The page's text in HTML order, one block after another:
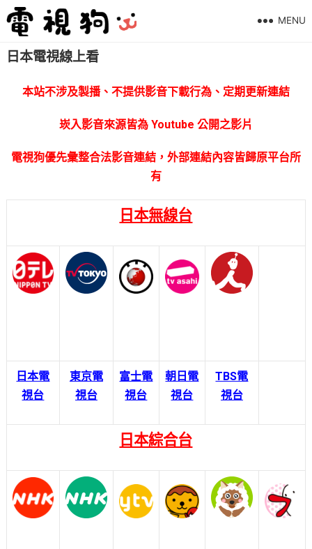
MENU
日本電視線上看
本站不涉及製播、不提供影音下載行為、定期更新連結
崁入影音來源皆為 Youtube 公開之影片
電視狗優先彙整合法影音連結，外部連結內容皆歸原平台所
有
日本無線台
日本電
視台
東京電
視台
富士電
視台
朝日電
視台
TBS電
視台
日本綜合台